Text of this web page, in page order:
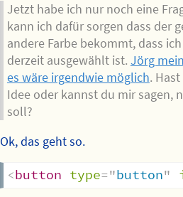
Jetzt habe ich nur noch eine
kann ich dafür sorgen dass der
andere Farbe bekommt, dass
derzeit ausgewählt ist. Jörg
es wäre irgendwie möglich.
Idee oder kannst du mir sagen,
soll?
Ok, das geht so.
<button type="button"